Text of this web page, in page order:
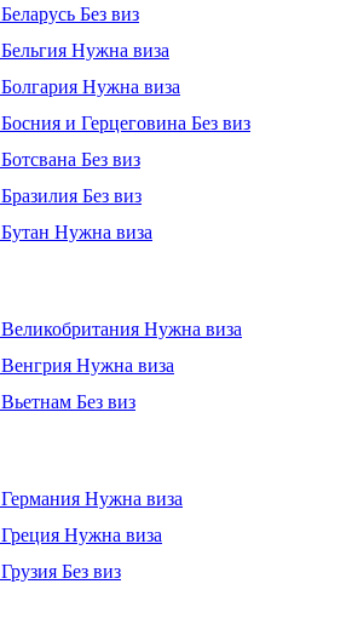
Беларусь Без виз
Бельгия Нужна виза
Болгария Нужна виза
Босния и Герцеговина Без виз
Ботсвана Без виз
Бразилия Без виз
Бутан Нужна виза
Великобритания Нужна виза
Венгрия Нужна виза
Вьетнам Без виз
Германия Нужна виза
Греция Нужна виза
Грузия Без виз